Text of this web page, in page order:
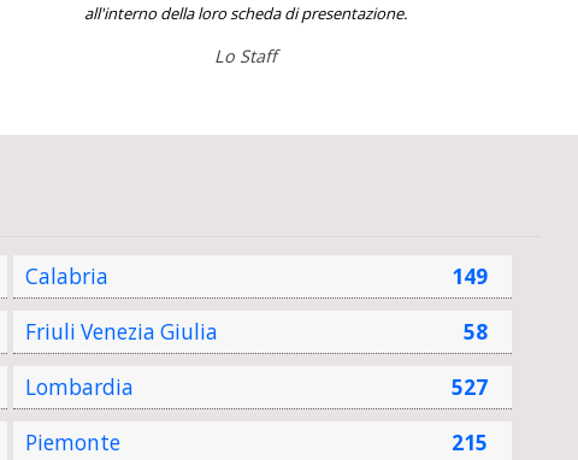
all'interno della loro scheda di presentazione.
Lo Staff
Calabria
149
Friuli Venezia Giulia
58
Lombardia
527
Piemonte
215